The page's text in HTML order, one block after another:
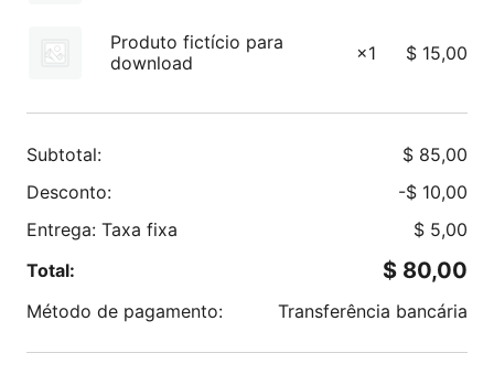
Produto fictício para
download
×1 $ 15,00
Subtotal: $ 85,00
Desconto:
-$ 10,00
Entrega: Taxa fixa
$ 5,00
Total:
$ 80,00
Método de pagamento: Transferência bancária